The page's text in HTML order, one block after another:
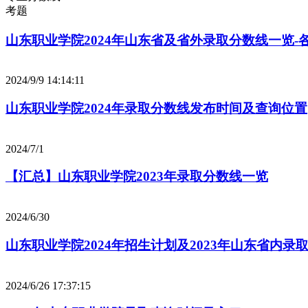
考题
山东职业学院2024年山东省及省外录取分数线一览-
2024/9/9 14:14:11
山东职业学院2024年录取分数线发布时间及查询位置
2024/7/1
【汇总】山东职业学院2023年录取分数线一览
2024/6/30
山东职业学院2024年招生计划及2023年山东省内录
2024/6/26 17:37:15